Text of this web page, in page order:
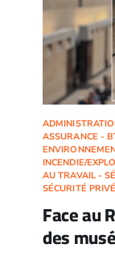
ASSURANCE -
INCENDIE/
AU TRAVAIL -
SÉCURITÉ
Face au
des